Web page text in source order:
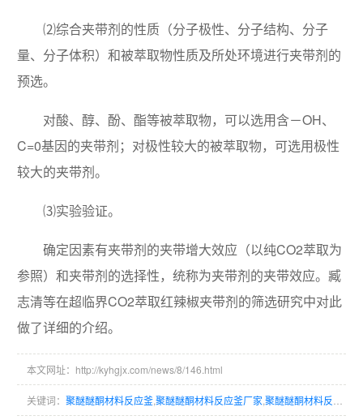
⑵综合夹带剂的性质（分子极性、分子结构、分子
量、分子体积）和被萃取物性质及所处环境进行夹带剂的
预选。
对酸、醇、酚、酯等被萃取物，可以选用含－OH、
C=0基因的夹带剂；对极性较大的被萃取物，可选用极性
较大的夹带剂。
⑶实验验证。
确定因素有夹带剂的夹带增大效应（以纯CO2萃取为
参照）和夹带剂的选择性，统称为夹带剂的夹带效应。臧
志清等在超临界CO2萃取红辣椒夹带剂的筛选研究中对此
做了详细的介绍。
本文网址：http://kyhgjx.com/news/8/146.html
关键词： 聚醚醚酮材料反应釜聚醚醚酮材料反应釜厂家 聚醚醚酮材料反应釜生产商